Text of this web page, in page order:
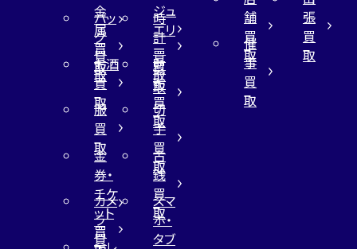
金
属
買
取
ジュ
エリ
ー
買
取
バッ
グ
買
取
時
計
買
取
お酒
買
取
財
布
買
取
服
買
取
切
手
買
取
金
券・
チケ
ット
買
古
銭
買
取
カメ
ラ
買
スマ
ホ・
タブ
舗
買
取
張
買
取
催
事
買
取